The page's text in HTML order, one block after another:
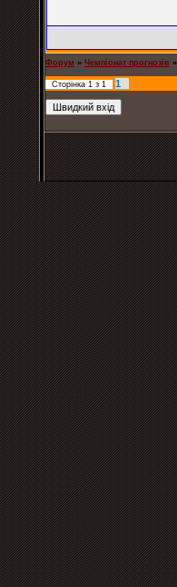
Форум » Чемпіонат прогнозів »
Сторінка 1 з 1 1